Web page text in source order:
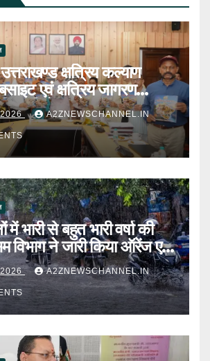
क्षत्रिय कल्याण
एवं क्षत्रिय जागरण
विमोचन
2026 A2ZNEWSCHANNEL.IN
भारी से बहुत भारी वर्षा की
विभाग ने जारी किया ऑरेंज एवं
2026 A2ZNEWSCHANNEL.IN